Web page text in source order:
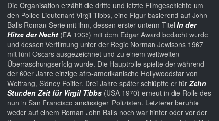
Die Organisation erzählt die dritte und letzte Filmgeschichte um
den Police Lieutenant Virgil Tibbs, eine Figur basierend auf John
Balls Roman-Serie mit ihm, dessen erster unterm Titel In der
Hitze der Nacht (EA 1965) mit dem Edgar Award bedacht wurde
und dessen Verfilmung unter der Regie Norman Jewisons 1967
mit fünf Oscars ausgezeichnet und zu einem weltweiten
Überraschungserfolg wurde. Die Hauptrolle spielte der während
der 60er Jahre einzige afro-amerikanische Hollywoodstar von
Weltrang, Sidney Poitier. Drei Jahre später schlüpfte er für Zehn
Stunden Zeit für Virgil Tibbs (USA 1970) erneut in die Rolle des
nun in San Francisco ansässigen Polizisten. Letzterer beruhte
weder auf einem Roman John Balls noch war hinter oder vor der